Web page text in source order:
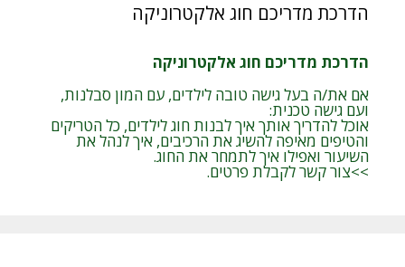
הדרכת מדריכם חוג אלקטרוניקה
הדרכת מדריכם חוג אלקטרוניקה
אם את/ה בעל גישה טובה לילדים, עם המון סבלנות,
ועם גישה טכנית:
אוכל להדריך אותך איך לבנות חוג לילדים, כל הטריקים
והטיפים מאיפה להשיג את הרכיבים, איך לנהל את
השיעור ואפילו איך לתמחר את החוג.
>>צור קשר לקבלת פרטים.